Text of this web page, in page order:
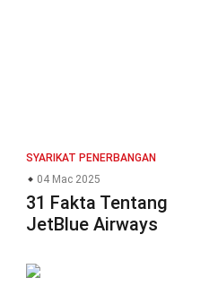
SYARIKAT PENERBANGAN
04 Mac 2025
31 Fakta Tentang
JetBlue Airways